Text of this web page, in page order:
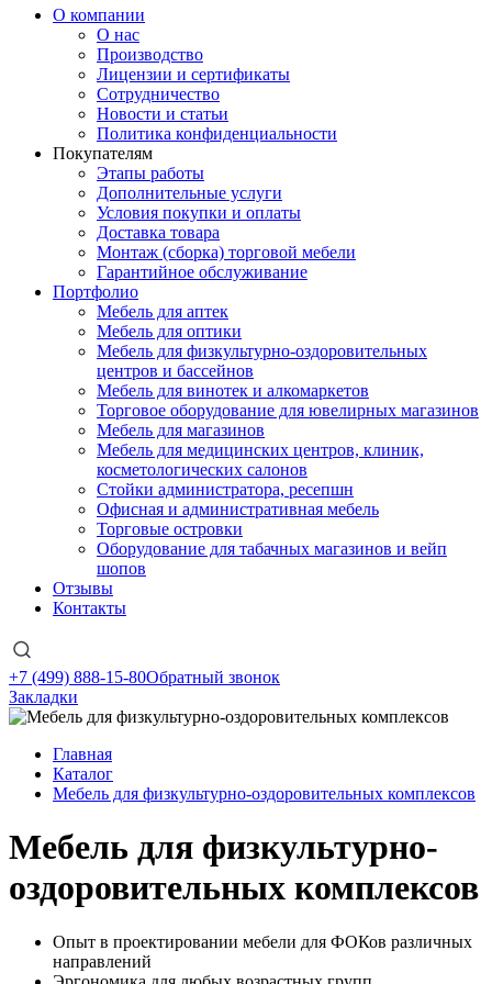
О компании
О нас
Производство
Лицензии и сертификаты
Сотрудничество
Новости и статьи
Политика конфиденциальности
Покупателям
Этапы работы
Дополнительные услуги
Условия покупки и оплаты
Доставка товара
Монтаж (сборка) торговой мебели
Гарантийное обслуживание
Портфолио
Мебель для аптек
Мебель для оптики
Мебель для физкультурно-оздоровительных
центров и бассейнов
Мебель для винотек и алкомаркетов
Торговое оборудование для ювелирных магазинов
Мебель для магазинов
Мебель для медицинских центров, клиник,
косметологических салонов
Стойки администратора, ресепшн
Офисная и административная мебель
Торговые островки
Оборудование для табачных магазинов и вейп
шопов
Отзывы
Контакты
+7 (499) 888-15-80Обратный звонок
Закладки
Главная
Каталог
Мебель для физкультурно-оздоровительных комплексов
Мебель для физкультурно-
оздоровительных комплексов
Опыт в проектировании мебели для ФОКов различных
направлений